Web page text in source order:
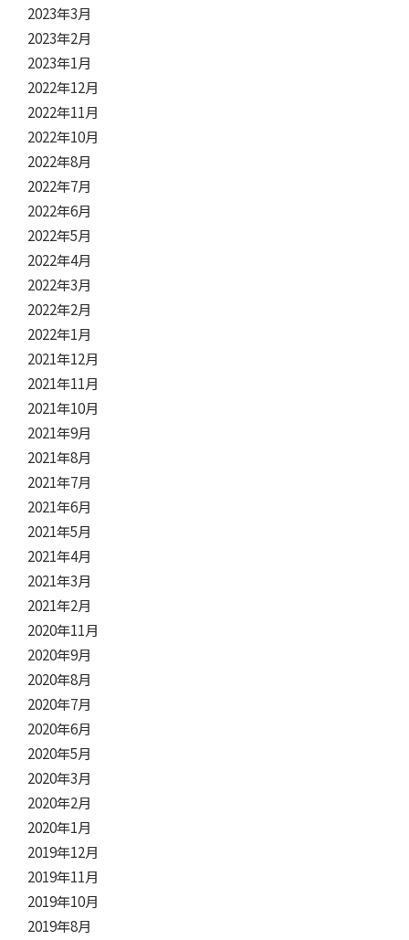
2023年3月
2023年2月
2023年1月
2022年12月
2022年11月
2022年10月
2022年8月
2022年7月
2022年6月
2022年5月
2022年4月
2022年3月
2022年2月
2022年1月
2021年12月
2021年11月
2021年10月
2021年9月
2021年8月
2021年7月
2021年6月
2021年5月
2021年4月
2021年3月
2021年2月
2020年11月
2020年9月
2020年8月
2020年7月
2020年6月
2020年5月
2020年3月
2020年2月
2020年1月
2019年12月
2019年11月
2019年10月
2019年8月